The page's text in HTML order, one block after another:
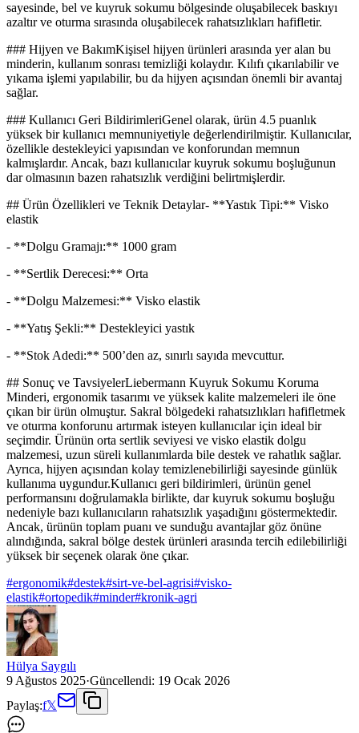
sayesinde, bel ve kuyruk sokumu bölgesinde oluşabilecek baskıyı
azaltır ve oturma sırasında oluşabilecek rahatsızlıkları hafifletir.
### Hijyen ve BakımKişisel hijyen ürünleri arasında yer alan bu
minderin, kullanım sonrası temizliği kolaydır. Kılıfı çıkarılabilir ve
yıkama işlemi yapılabilir, bu da hijyen açısından önemli bir avantaj
sağlar.
### Kullanıcı Geri BildirimleriGenel olarak, ürün 4.5 puanlık
yüksek bir kullanıcı memnuniyetiyle değerlendirilmiştir. Kullanıcılar,
özellikle destekleyici yapısından ve konforundan memnun
kalmışlardır. Ancak, bazı kullanıcılar kuyruk sokumu boşluğunun
dar olmasının bazen rahatsızlık verdiğini belirtmişlerdir.
## Ürün Özellikleri ve Teknik Detaylar- **Yastık Tipi:** Visko
elastik
- **Dolgu Gramajı:** 1000 gram
- **Sertlik Derecesi:** Orta
- **Dolgu Malzemesi:** Visko elastik
- **Yatış Şekli:** Destekleyici yastık
- **Stok Adedi:** 500’den az, sınırlı sayıda mevcuttur.
## Sonuç ve TavsiyelerLiebermann Kuyruk Sokumu Koruma
Minderi, ergonomik tasarımı ve yüksek kalite malzemeleri ile öne
çıkan bir ürün olmuştur. Sakral bölgedeki rahatsızlıkları hafifletmek
ve oturma konforunu artırmak isteyen kullanıcılar için ideal bir
seçimdir. Ürünün orta sertlik seviyesi ve visko elastik dolgu
malzemesi, uzun süreli kullanımlarda bile destek ve rahatlık sağlar.
Ayrıca, hijyen açısından kolay temizlenebilirliği sayesinde günlük
kullanıma uygundur.Kullanıcı geri bildirimleri, ürünün genel
performansını doğrulamakla birlikte, dar kuyruk sokumu boşluğu
nedeniyle bazı kullanıcıların rahatsızlık yaşadığını göstermektedir.
Ancak, ürünün toplam puanı ve sunduğu avantajlar göz önüne
alındığında, sakral bölge destek ürünleri arasında tercih edilebilirliği
yüksek bir seçenek olarak öne çıkar.
#ergonomik#destek#sirt-ve-bel-agrisi#visko-
elastik#ortopedik#minder#kronik-agri
Hülya Saygılı
9 Ağustos 2025·Güncellendi: 19 Ocak 2026
Paylaş:f𝕏